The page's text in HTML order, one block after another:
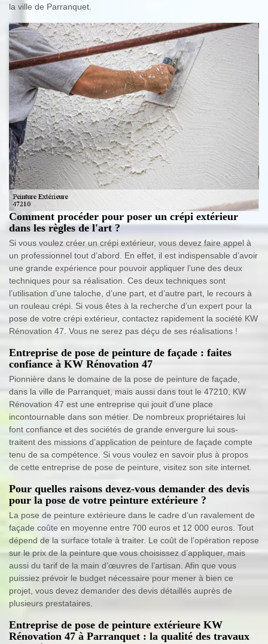
la ville de Parranquet.
Comment procéder pour poser un crépi extérieur
dans les règles de l'art ?
Si vous voulez créer un crépi extérieur, vous devez faire appel à
un professionnel tout d’abord. En effet, il est indispensable d’avoir
une grande expérience pour pouvoir appliquer l’une des deux
techniques pour sa réalisation. Ces deux techniques sont
l’utilisation d’une taloche, d’une part, et d’autre part, le recours à
un rouleau crépi. Si vous êtes à la recherche d’un expert pour la
pose de votre crépi extérieur, contactez rapidement la société KW
Rénovation 47. Vous ne serez pas déçu de ses réalisations !
Entreprise de pose de peinture de façade : faites
confiance à KW Rénovation 47
Pionnière dans le domaine de la pose de peinture de façade,
dans la ville de Parranquet, mais aussi dans tout le 47210, KW
Rénovation 47 est une entreprise qui jouit d’une place
incontournable dans son métier. De nombreux propriétaires lui
font confiance et des sociétés de grande envergure lui sous-
traitent des missions d’application de peinture de façade compte
tenu de sa compétence. Si vous voulez en savoir plus à propos
de cette entreprise de pose de peinture, visitez son site internet.
Pour quelles raisons devez-vous demander des devis
pour la pose de votre peinture extérieure ?
La pose de peinture extérieure dans le cadre d’un ravalement de
façade coûte en moyenne entre 700 euros et 12 000 euros. Tout
dépend de la surface totale à traiter. Le coût de l’opération repose
sur le prix de la peinture que vous choisissez d’appliquer, mais
aussi du tarif de la main d’œuvres de l’artisan. Afin que vous
puissiez prévoir le budget nécessaire pour mener à bien ce
projet, vous devez demander des devis détaillés auprès de
plusieurs prestataires.
Entreprise de pose de peinture extérieure KW
Rénovation 47 à Parranquet : la qualité des travaux